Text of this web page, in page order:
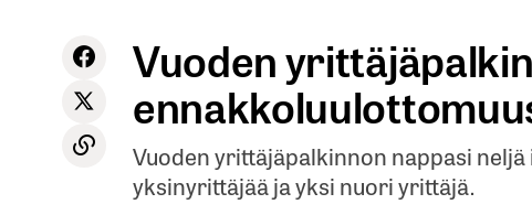
Vuoden
Vuoden yrittäjäpalkinnon nappasi
yksinyrittäjää ja yksi nuori yrittäjä.